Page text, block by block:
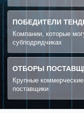
ПОБЕДИТЕЛИ
Компании, которые
субподрядчиках
ОТБОРЫ
Крупные
поставщики